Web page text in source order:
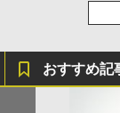
おすすめ記